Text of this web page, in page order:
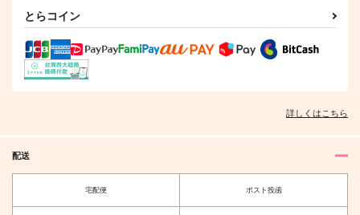
とらコイン
詳しくはこちら
配送
宅配便 ポスト投函